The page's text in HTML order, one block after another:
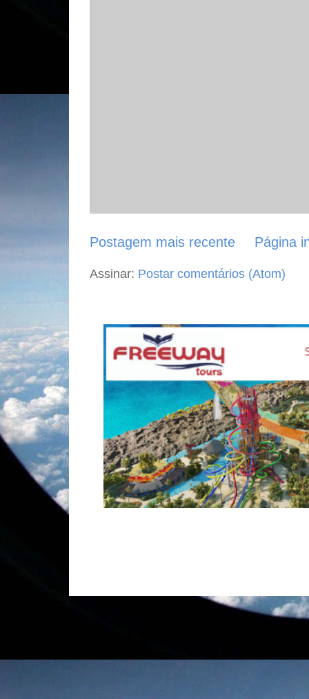
Postagem mais recente Página
Assinar: Postar comentários (Atom)